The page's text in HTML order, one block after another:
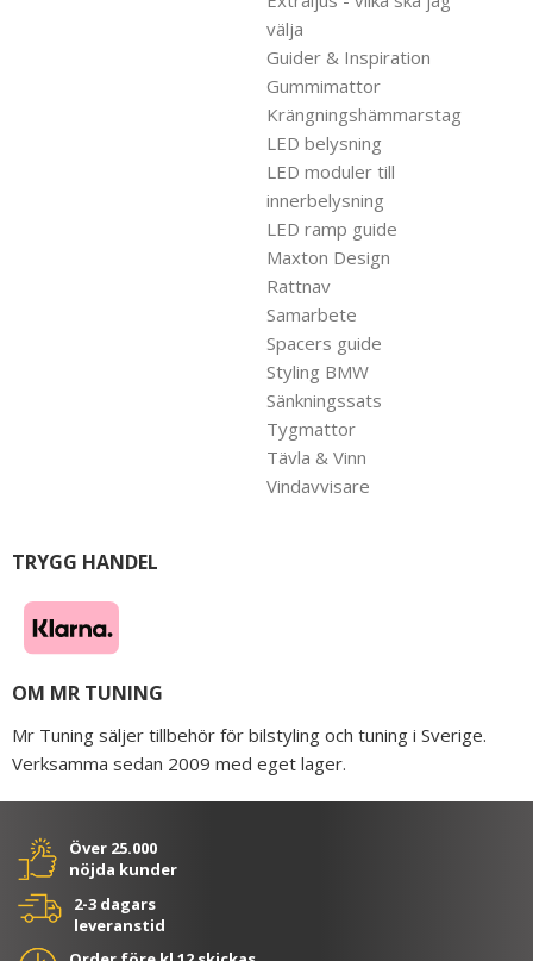
välja
Guider & Inspiration
Gummimattor
Krängningshämmarstag
LED belysning
LED moduler till
innerbelysning
LED ramp guide
Maxton Design
Rattnav
Samarbete
Spacers guide
Styling BMW
Sänkningssats
Tygmattor
Tävla & Vinn
Vindavvisare
TRYGG HANDEL
OM MR TUNING
Mr Tuning säljer tillbehör för bilstyling och tuning i Sverige.
Verksamma sedan 2009 med eget lager.
Över 25.000
nöjda kunder
2-3 dagars
leveranstid